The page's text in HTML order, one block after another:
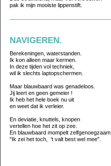
pak ik mijn mooiste lippenstift.
NAVIGEREN.
Berekeningen, waterstanden.
Ik kon alleen maar kermen.
In deze tijden vol techniek,
wil ik slechts laptopschermen.
Maar blauwbaard was genadeloos.
Jij leert en geen gemeier !
Ik heb het hele boek nu uit
en weet dat ik verleier.
En deviatie, knuttels, knopen
vertellen hoe het zit op zee.
En blauwbaard mompelt zelfgenoegzaam.
"Ik zei het toch, 't valt best wel mee".